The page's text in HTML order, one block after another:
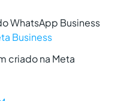
WhatsApp Business
Business
criado na Meta